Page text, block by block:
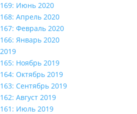
169: Июнь 2020
168: Апрель 2020
167: Февраль 2020
166: Январь 2020
2019
165: Ноябрь 2019
164: Октябрь 2019
163: Сентябрь 2019
162: Август 2019
161: Июль 2019